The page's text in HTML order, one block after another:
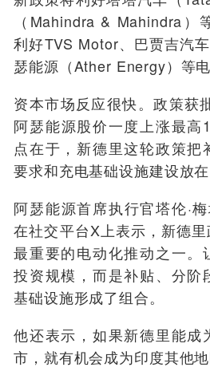
（Mahindra & Mahindra）
利好TVS Motor、巴贾吉汽
瑟能源（Ather Energy）等电
资本市场反应很快。政策获
阿瑟能源股价一度上涨最高
点在于，新德里这轮政策把
要求和充电基础设施建设放在
阿瑟能源首席执行官塔伦·
在社交平台X上表示，新德
最重要的电动化推动之一。
投资规模，而是补贴、分阶
基础设施形成了组合。
他还表示，如果新德里能成
市，就有机会成为印度其他地